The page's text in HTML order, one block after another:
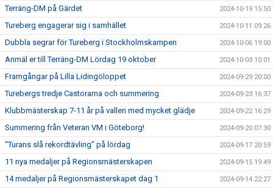
Terräng-DM på Gärdet 2024-10-19 15:50
Tureberg engagerar sig i samhället 2024-10-11 09:26
Dubbla segrar för Tureberg i Stockholmskampen 2024-10-06 19:00
Anmäl er till Terräng-DM Lördag 19 oktober 2024-10-03 10:01
Framgångar på Lilla Lidingöloppet 2024-09-29 20:00
Turebergs tredje Castorama och summering 2024-09-23 16:37
Klubbmästerskap 7-11 år på vallen med mycket glädje 2024-09-22 16:29
Summering från Veteran VM i Göteborg! 2024-09-20 07:30
"Turans slå rekordtävling" på lördag 2024-09-17 20:59
11 nya medaljer på Regionsmästerskapen 2024-09-15 19:49
14 medaljer på Regionsmästerskapet dag 1 2024-09-14 22:27